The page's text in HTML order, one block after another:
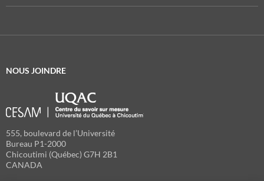
NOUS JOINDRE
555, boulevard de l’Université
Bureau P1-2000
Chicoutimi (Québec) G7H 2B1
CANADA